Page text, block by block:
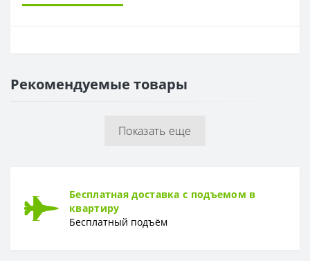
РАППОРТ
Тип Горячее тиснение
Рекомендуемые товары
Показать еще
Бесплатная доставка с подъемом в
квартиру
Бесплатный подъём